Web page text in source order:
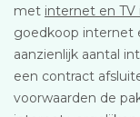
met internet en TV
goedkoop internet
aanzienlijk aantal
een contract
voorwaarden de